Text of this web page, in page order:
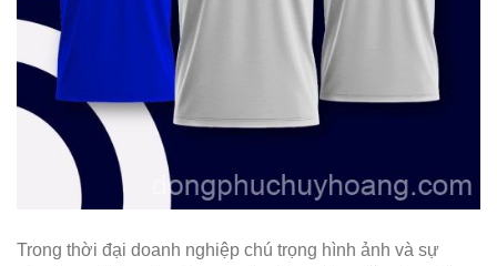
Trong thời đại doanh nghiệp chú trọng hình ảnh và sự